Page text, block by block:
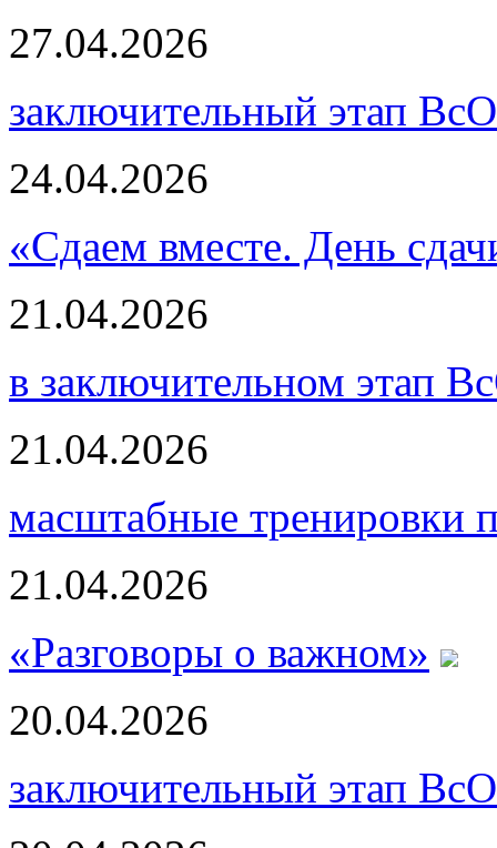
27.04.2026
заключительный этап
24.04.2026
«Сдаем вместе. День
21.04.2026
в заключительном этап
21.04.2026
масштабные тренировки
21.04.2026
«Разговоры о важном»
20.04.2026
заключительный этап